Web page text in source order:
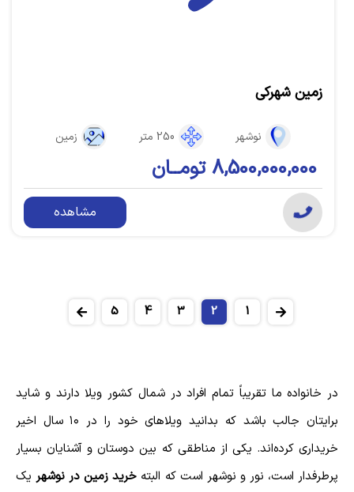
زمین شهرکی
نوشهر 250 متر زمین
8,500,000,000 تومــان
مشاهده
1
2
3
4
5
در خانواده ما تقریباً تمام افراد در شمال کشور ویلا دارند و شاید
برایتان جالب باشد که بدانید ویلاهای خود را در ۱۰ سال اخیر
خریداری کرده‌اند. یکی از مناطقی که بین دوستان و آشنایان بسیار
پرطرفدار است، نور و نوشهر است که البته خرید زمین در نوشهریک